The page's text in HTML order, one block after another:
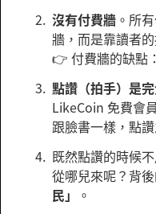
沒有付費牆 。所
牆，而是靠讀者
👉 付費牆的缺點
點讚（拍手）是
LikeCoin 免費會
跟臉書一樣，點
既然點讚的時候
從哪兒來呢？背
民」
。